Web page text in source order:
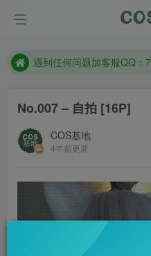
防失联：百度搜索《一七
遇到任何问题加客服QQ：
No.007 – 自拍 [16P]
COS基地
4年前更新